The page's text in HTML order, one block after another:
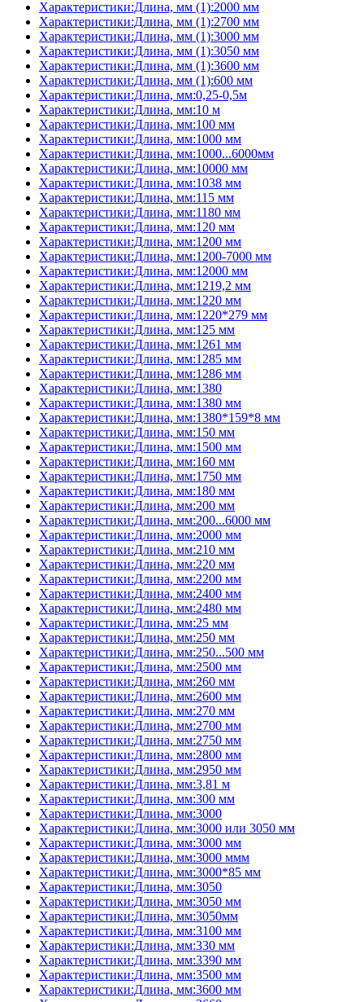
Характеристики:Длина, мм (1):2000 мм
Характеристики:Длина, мм (1):2700 мм
Характеристики:Длина, мм (1):3000 мм
Характеристики:Длина, мм (1):3050 мм
Характеристики:Длина, мм (1):3600 мм
Характеристики:Длина, мм (1):600 мм
Характеристики:Длина, мм:0,25-0,5м
Характеристики:Длина, мм:10 м
Характеристики:Длина, мм:100 мм
Характеристики:Длина, мм:1000 мм
Характеристики:Длина, мм:1000...6000мм
Характеристики:Длина, мм:10000 мм
Характеристики:Длина, мм:1038 мм
Характеристики:Длина, мм:115 мм
Характеристики:Длина, мм:1180 мм
Характеристики:Длина, мм:120 мм
Характеристики:Длина, мм:1200 мм
Характеристики:Длина, мм:1200-7000 мм
Характеристики:Длина, мм:12000 мм
Характеристики:Длина, мм:1219,2 мм
Характеристики:Длина, мм:1220 мм
Характеристики:Длина, мм:1220*279 мм
Характеристики:Длина, мм:125 мм
Характеристики:Длина, мм:1261 мм
Характеристики:Длина, мм:1285 мм
Характеристики:Длина, мм:1286 мм
Характеристики:Длина, мм:1380
Характеристики:Длина, мм:1380 мм
Характеристики:Длина, мм:1380*159*8 мм
Характеристики:Длина, мм:150 мм
Характеристики:Длина, мм:1500 мм
Характеристики:Длина, мм:160 мм
Характеристики:Длина, мм:1750 мм
Характеристики:Длина, мм:180 мм
Характеристики:Длина, мм:200 мм
Характеристики:Длина, мм:200...6000 мм
Характеристики:Длина, мм:2000 мм
Характеристики:Длина, мм:210 мм
Характеристики:Длина, мм:220 мм
Характеристики:Длина, мм:2200 мм
Характеристики:Длина, мм:2400 мм
Характеристики:Длина, мм:2480 мм
Характеристики:Длина, мм:25 мм
Характеристики:Длина, мм:250 мм
Характеристики:Длина, мм:250...500 мм
Характеристики:Длина, мм:2500 мм
Характеристики:Длина, мм:260 мм
Характеристики:Длина, мм:2600 мм
Характеристики:Длина, мм:270 мм
Характеристики:Длина, мм:2700 мм
Характеристики:Длина, мм:2750 мм
Характеристики:Длина, мм:2800 мм
Характеристики:Длина, мм:2950 мм
Характеристики:Длина, мм:3,81 м
Характеристики:Длина, мм:300 мм
Характеристики:Длина, мм:3000
Характеристики:Длина, мм:3000 или 3050 мм
Характеристики:Длина, мм:3000 мм
Характеристики:Длина, мм:3000 ммм
Характеристики:Длина, мм:3000*85 мм
Характеристики:Длина, мм:3050
Характеристики:Длина, мм:3050 мм
Характеристики:Длина, мм:3050мм
Характеристики:Длина, мм:3100 мм
Характеристики:Длина, мм:330 мм
Характеристики:Длина, мм:3390 мм
Характеристики:Длина, мм:3500 мм
Характеристики:Длина, мм:3600 мм